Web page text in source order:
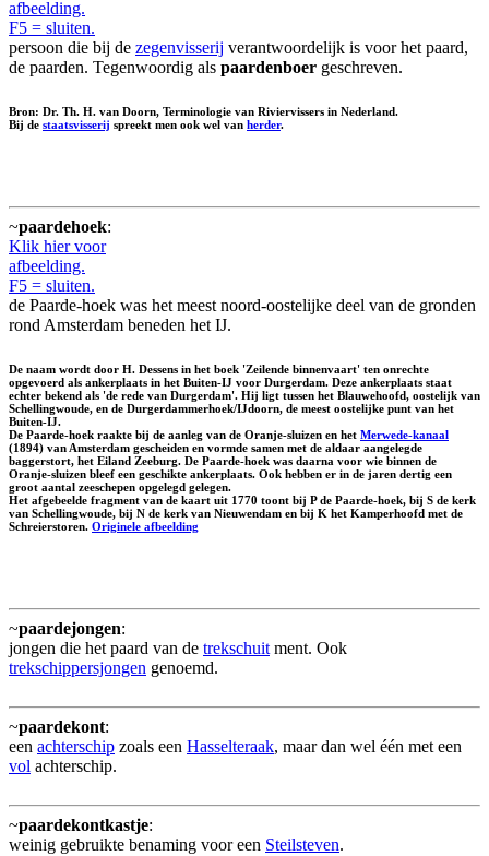
afbeelding.
F5 = sluiten.
persoon die bij de zegenvisserij verantwoordelijk is voor het paard,
de paarden. Tegenwoordig als paardenboer geschreven.
Bron: Dr. Th. H. van Doorn, Terminologie van Riviervissers in Nederland.
Bij de staatsvisserij spreekt men ook wel van herder.
~paardehoek:
Klik hier voor
afbeelding.
F5 = sluiten.
de Paarde-hoek was het meest noord-oostelijke deel van de gronden
rond Amsterdam beneden het IJ.
De naam wordt door H. Dessens in het boek 'Zeilende binnenvaart' ten onrechte
opgevoerd als ankerplaats in het Buiten-IJ voor Durgerdam. Deze ankerplaats staat
echter bekend als 'de rede van Durgerdam'. Hij ligt tussen het Blauwehoofd, oostelijk van
Schellingwoude, en de Durgerdammerhoek/IJdoorn, de meest oostelijke punt van het
Buiten-IJ.
De Paarde-hoek raakte bij de aanleg van de Oranje-sluizen en het Merwede-kanaal
(1894) van Amsterdam gescheiden en vormde samen met de aldaar aangelegde
baggerstort, het Eiland Zeeburg. De Paarde-hoek was daarna voor wie binnen de
Oranje-sluizen bleef een geschikte ankerplaats. Ook hebben er in de jaren dertig een
groot aantal zeeschepen opgelegd gelegen.
Het afgebeelde fragment van de kaart uit 1770 toont bij P de Paarde-hoek, bij S de kerk
van Schellingwoude, bij N de kerk van Nieuwendam en bij K het Kamperhoofd met de
Schreierstoren. Originele afbeelding
~paardejongen:
jongen die het paard van de trekschuit ment. Ook
trekschippersjongen genoemd.
~paardekont:
een achterschip zoals een Hasselteraak, maar dan wel één met een
vol achterschip.
~paardekontkastje:
weinig gebruikte benaming voor een Steilsteven.